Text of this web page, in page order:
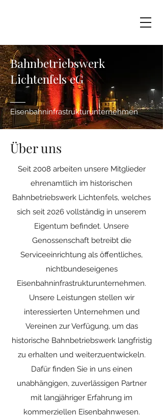
Bahnbetriebswerk
Lichtenfels eG
Eisenbahninfrastrukturunternehmen
Über uns
Seit 2008 arbeiten unsere Mitglieder
ehrenamtlich im historischen
Bahnbetriebswerk Lichtenfels, welches
sich seit 2026 vollständig in unserem
Eigentum befindet. Unsere
Genossenschaft betreibt die
Serviceeinrichtung als öffentliches,
nichtbundeseigenes
Eisenbahninfrastrukturunternehmen.
Unsere Leistungen stellen wir
interessierten Unternehmen und
Vereinen zur Verfügung, um das
historische Bahnbetriebswerk langfristig
zu erhalten und weiterzuentwickeln.
Dafür finden Sie in uns einen
unabhängigen, zuverlässigen Partner
mit langjähriger Erfahrung im
kommerziellen Eisenbahnwesen.